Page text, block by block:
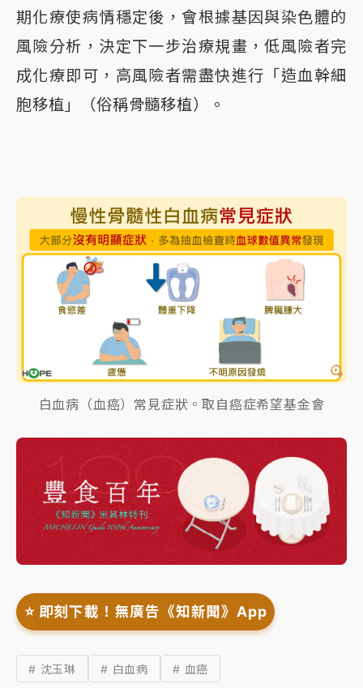
期化療使病情穩定後，會根據基因與染色體的
風險分析，決定下一步治療規畫，低風險者完
成化療即可，高風險者需盡快進行「造血幹細
胞移植」（俗稱骨髓移植）。
白血病（血癌）常見症狀。取自癌症希望基金會
⭐️ 即刻下載！無廣告《知新聞》App
# 沈玉琳 # 白血病 # 血癌